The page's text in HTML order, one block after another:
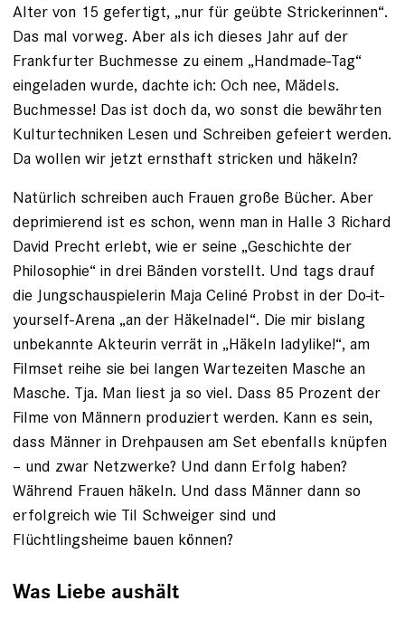
Alter von 15 gefertigt, „nur für geübte ­Strickerinnen“.
Das mal vorweg. Aber als ich dieses Jahr auf der
Frankfurter Buchmesse zu einem „Handmade-Tag“
eingeladen wurde, dachte ich: Och nee, Mädels.
Buchmesse! Das ist doch da, wo sonst die bewährten
Kulturtechniken Lesen und Schreiben gefeiert werden.
Da wollen wir jetzt ernsthaft stricken und häkeln?
Natürlich schreiben auch Frauen große Bücher. Aber
deprimierend ist es schon, wenn man in Halle 3 Richard
David Precht erlebt, wie er seine „Geschichte der
Philosophie“ in drei Bänden vorstellt. Und tags drauf
die Jungschauspielerin Maja Celiné Probst in der Do-it-
yourself-Arena „an der Häkelnadel“. Die mir bislang
unbekannte Akteurin verrät in „Häkeln ­ladylike!“, am
Filmset reihe sie bei langen Wartezeiten Masche an
Masche. Tja. Man liest ja so viel. Dass 85 Prozent der
Filme von Männern produziert werden. Kann es sein,
dass Männer in Drehpausen am Set ebenfalls knüpfen
– und zwar Netzwerke? Und dann Erfolg haben?
Während Frauen häkeln. ­Und dass Männer dann so
erfolgreich wie Til Schweiger sind und
Flüchtlingsheime bauen können?
Was Liebe aushält